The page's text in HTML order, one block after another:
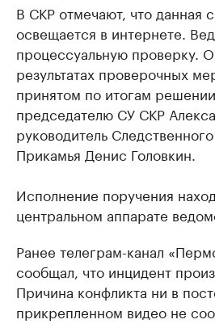
В СКР отмечают, что данная
освещается в интернете.
процессуальную проверку.
результатах проверочных
принятом по итогам
председателю СУ СКР
руководитель
Прикамья Денис Головкин.
Исполнение поручения
центральном аппарате
Ранее телеграм-канал
сообщал, что инцидент
Причина конфликта ни в
прикрепленном видео не